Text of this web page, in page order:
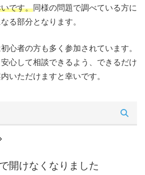
です。同様の問題で調べている方に
る部分となります。
心者の方も多く参加されています。
心して相談できるよう、できるだけ
いただけますと幸いです。
開けなくなりました